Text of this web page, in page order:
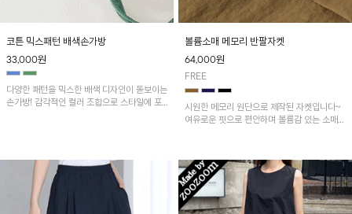
코튼 믹스패턴 배색손가방
33,000원
다양한 패턴을 믹스한 배색 디자인이 돋보이는
손가방! 감각적인 컬러 조합으로 스타일에 포
볼륨소매 메모리 반팔자켓
64,000원
FREE
시원한 메모리 원단으로 제작된 자켓입니다~
여유로운 핏으로 편안하며 볼륨감 있는 소매로
~!